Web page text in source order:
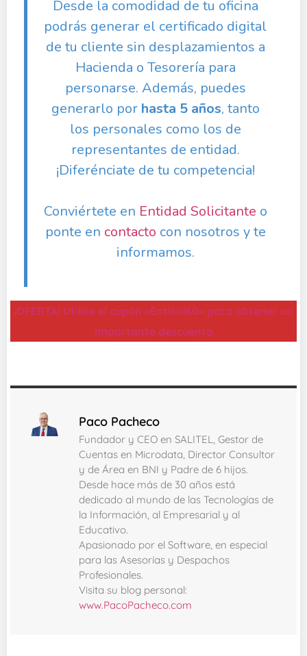
Desde la comodidad de tu oficina
podrás generar el certificado digital
de tu cliente sin desplazamientos a
Hacienda o Tesorería para
personarse. Además, puedes
generarlo por hasta 5 años, tanto
los personales como los de
representantes de entidad.
¡Diferénciate de tu competencia!
Conviértete en Entidad Solicitante o
ponte en contacto con nosotros y te
informamos.
¡OFERTA! Utilice el cupón «Entisol60» para obtener un
importante descuento
Paco Pacheco
Fundador y CEO en SALITEL, Gestor de
Cuentas en Microdata, Director Consultor
y de Área en BNI y Padre de 6 hijos.
Desde hace más de 30 años está
dedicado al mundo de las Tecnologías de
la Información, al Empresarial y al
Educativo.
Apasionado por el Software, en especial
para las Asesorías y Despachos
Profesionales.
Visita su blog personal:
www.PacoPacheco.com